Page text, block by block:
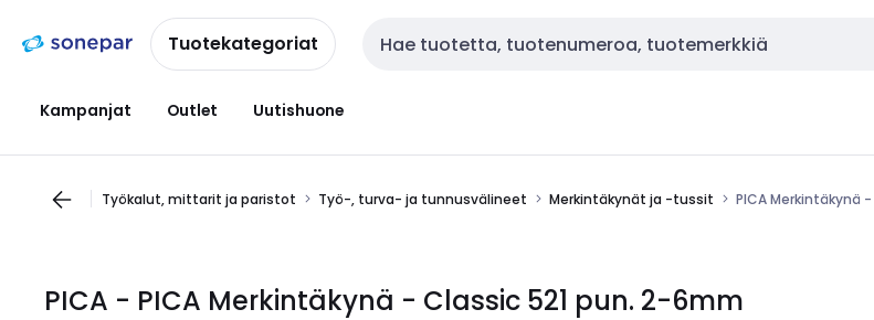
navigointiinsisältöönTuotekategoriat Haku
Kampanjat Outlet Uutishuone
Työkalut, mittarit ja paristot Työ-, turva- ja tunnusvälineet Merkintäkynät ja -tussit PICA Merkintäkynä
PICA - PICA Merkintäkynä - Classic 521 pun. 2-6mm